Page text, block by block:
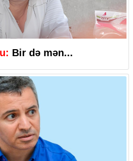
Bir də mən...